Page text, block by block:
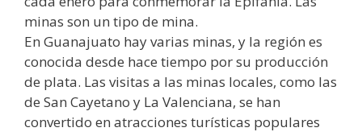
minas son un tipo de mina.
En Guanajuato hay varias minas, y la región es
conocida desde hace tiempo por su producción
de plata. Las visitas a las minas locales, como las
de San Cayetano y La Valenciana, se han
convertido en atracciones turísticas populares